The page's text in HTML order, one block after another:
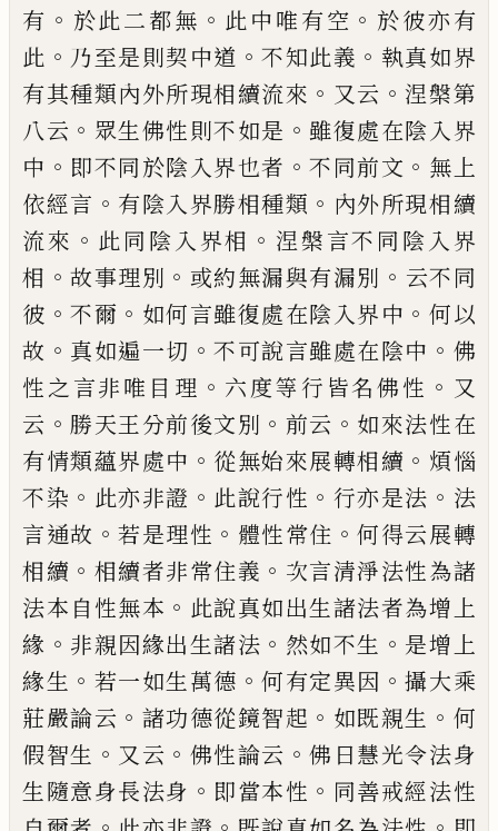
有 。 於此二都無 。 此中唯有空 。 於彼亦有
此 。 乃至是則契中道 。不知此義 。 執真如界
有其種類內外所現相續流來 。 又云 。涅槃第
八云 。 眾生佛性則不如是 。雖復處在陰入界
中 。 即不同於陰入界也者 。不同前文 。 無上
依經言 。 有陰入界勝相種類 。 內外所現相續
流來 。 此同陰入界相 。 涅槃言不同陰入界
相 。故事理別 。 或約無漏與有漏別 。 云不同
彼 。不爾 。 如何言雖復處在陰入界中 。 何以
故 。 真如遍一切 。不可說言雖處在陰中 。 佛
性之言非唯 目 理 。 六度等行皆名佛性 。 又
云 。 勝天王分前後文別 。 前云 。 如來法性在
有情類蘊界處中 。 從無始來展轉相續 。 煩惱
不染 。 此亦非證 。 此說行性 。 行亦是法 。 法
言通故 。若是理性 。 體性常住 。何得云展轉
相續 。 相續者非常住義 。 次言清淨法性為諸
法本自性無本 。 此說真如出生諸法者為增上
緣 。 非親因緣出生諸法 。 然如不生 。 是增上
緣生 。 若一如生萬德 。何有定異因 。攝大乘
莊嚴論云 。 諸功德從鏡智起 。 如既親生 。 何
假智生 。 又云 。 佛性論云 。佛日慧光令法身
生隨意身長法身 。 即當本性 。 同善戒經法性